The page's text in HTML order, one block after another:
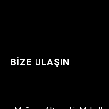
BIZE ULAŞIN